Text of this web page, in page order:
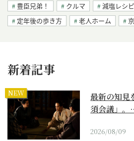
豊臣兄弟！ クルマ 減塩レシピ
定年後の歩き方
老人ホーム
新着記事
NEW
最新の知見
須会議」
2026/08/09